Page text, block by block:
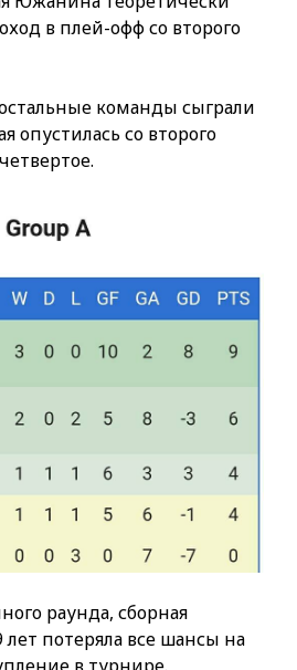
в плей-офф со второго
команды сыграли
опустилась со второго
раунда, сборная
потеряла все шансы на